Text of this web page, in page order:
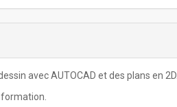
avec AUTOCAD et des plans en 2D.